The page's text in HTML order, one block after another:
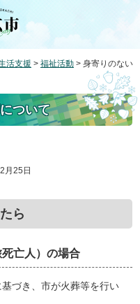
活支援 > 福祉活動 > 身寄りのない
ついて
25日
ら
亡人）の場合
基づき、市が火葬等を行い